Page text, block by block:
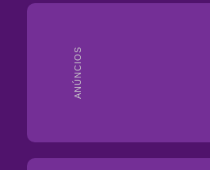
ANÚNCIOS